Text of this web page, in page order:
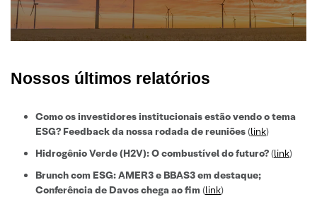
Nossos últimos relatórios
Como os investidores institucionais estão vendo o tema
ESG? Feedback da nossa rodada de reuniões(link)
Hidrogênio Verde (H2V): O combustível do futuro?(link)
Brunch com ESG: AMER3 e BBAS3 em destaque;
Conferência de Davos chega ao fim(link)